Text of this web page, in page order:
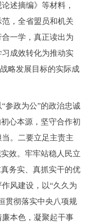
述摘编》等材料，
，全省盟员和机关
一学，真正读出为
成效转化为推动实
略发展目标的实际成
政为公”的政治忠诚
心本源，坚守合作初
。二要立足主责主
效。牢牢站稳人民立
务实、真抓实干的优
风建设，以“久久为
贯彻落实中央八项规
本色，凝聚起干事